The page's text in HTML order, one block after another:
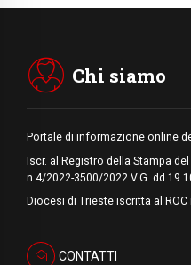
Chi siamo
Portale di informazione online
Iscr. al Registro della Stampa
n.4/2022-3500/2022 V.G.
Diocesi di Trieste iscritta al ROC
CONTATTI